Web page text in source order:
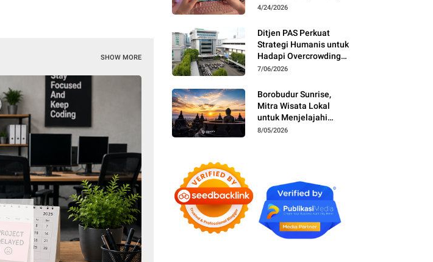
SHOW MORE
dan Cepat
4/24/2026
Ditjen PAS Perkuat
Strategi Humanis untuk
Hadapi Overcrowding
Lapas
7/06/2026
Borobudur Sunrise,
Mitra Wisata Lokal
untuk Menjelajahi
Yogyakarta
8/05/2026